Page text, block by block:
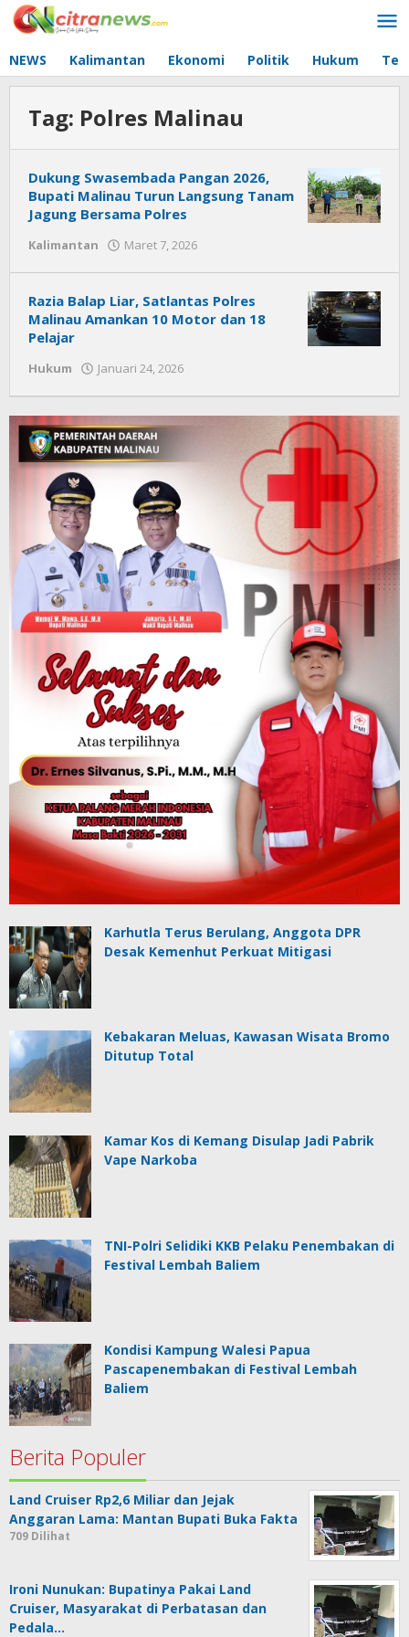
Lewati
ke
NEWS Kalimantan Ekonomi Politik Hukum
Tag: Polres Malinau
Dukung Swasembada Pangan 2026,
Bupati Malinau Turun Langsung Tanam
Jagung Bersama Polres
Kalimantan Maret 7, 2026
Razia Balap Liar, Satlantas Polres
Malinau Amankan 10 Motor dan 18
Pelajar
Hukum Januari 24, 2026
Karhutla Terus Berulang, Anggota DPR
Desak Kemenhut Perkuat Mitigasi
Kebakaran Meluas, Kawasan Wisata Bromo
Ditutup Total
Kamar Kos di Kemang Disulap Jadi Pabrik
Vape Narkoba
TNI-Polri Selidiki KKB Pelaku Penembakan di
Festival Lembah Baliem
Kondisi Kampung Walesi Papua
Pascapenembakan di Festival Lembah
Baliem
Berita Populer
Land Cruiser Rp2,6 Miliar dan Jejak
Anggaran Lama: Mantan Bupati Buka Fakta
709 Dilihat
Ironi Nunukan: Bupatinya Pakai Land
Cruiser, Masyarakat di Perbatasan dan
Pedala…